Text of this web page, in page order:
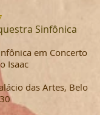
Sinfônica
em Concerto
Isaac
das Artes, Belo